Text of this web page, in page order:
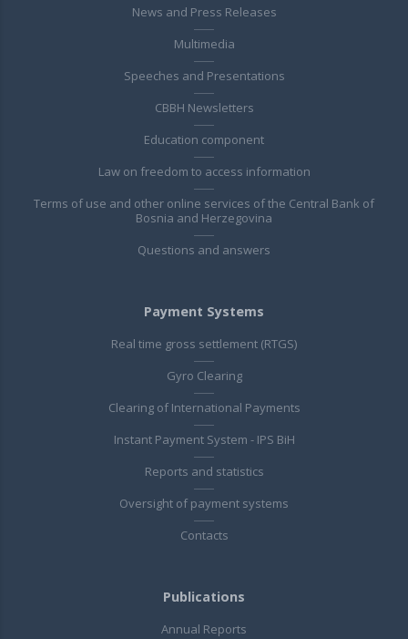
News and Press Releases
Multimedia
Speeches and Presentations
CBBH Newsletters
Education component
Law on freedom to access information
Terms of use and other online services of the Central Bank of
Bosnia and Herzegovina
Questions and answers
Payment Systems
Real time gross settlement (RTGS)
Gyro Clearing
Clearing of International Payments
Instant Payment System - IPS BiH
Reports and statistics
Oversight of payment systems
Contacts
Publications
Annual Reports